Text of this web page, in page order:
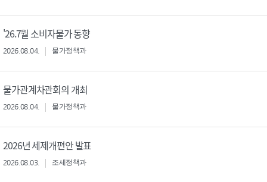
'26.7월 소비자물가 동향
2026.08.04. 물가정책과
물가관계차관회의 개최
2026.08.04. 물가정책과
2026년 세제개편안 발표
2026.08.03. 조세정책과